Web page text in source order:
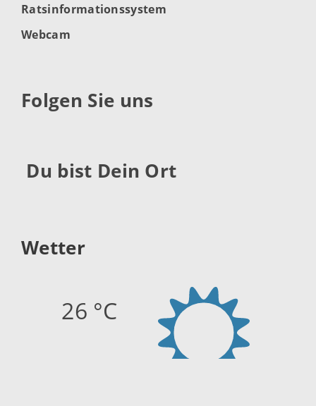
Ratsinformationssystem
Webcam
Folgen Sie uns
Du bist Dein Ort
Wetter
26 °C